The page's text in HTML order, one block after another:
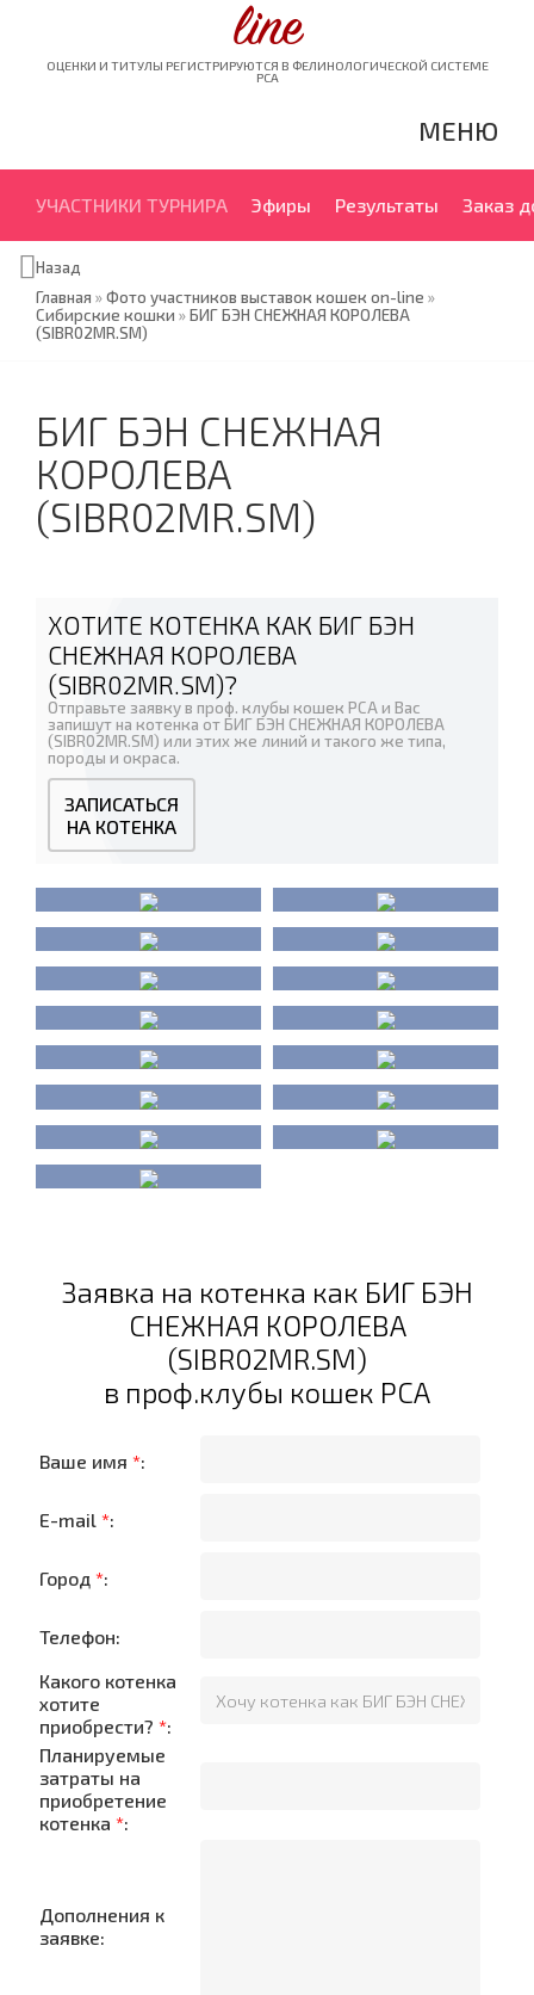
line
ОЦЕНКИ И ТИТУЛЫ РЕГИСТРИРУЮТСЯ В ФЕЛИНОЛОГИЧЕСКОЙ СИСТЕМЕ
PCA
МЕНЮ
УЧАСТНИКИ ТУРНИРА Эфиры Результаты Заказ
Назад
Главная »Фото участников выставок кошек on-line »
Сибирские кошки »БИГ БЭН СНЕЖНАЯ КОРОЛЕВА
(SIBR02MR.SM)
БИГ БЭН СНЕЖНАЯ
КОРОЛЕВА
(SIBR02MR.SM)
ХОТИТЕ КОТЕНКА КАК БИГ БЭН
СНЕЖНАЯ КОРОЛЕВА
(SIBR02MR.SM)?
Отправьте заявку в проф. клубы кошек PCA и Вас
запишут на котенка от БИГ БЭН СНЕЖНАЯ КОРОЛЕВА
(SIBR02MR.SM) или этих же линий и такого же типа,
породы и окраса.
ЗАПИСАТЬСЯ
НА КОТЕНКА
Заявка на котенка как БИГ БЭН
СНЕЖНАЯ КОРОЛЕВА
(SIBR02MR.SM)
в проф.клубы кошек PCA
Ваше имя *:
E-mail *:
Город *:
Телефон:
Какого котенка
хотите
приобрести? *:
Планируемые
затраты на
приобретение
котенка *:
Дополнения к
заявке: